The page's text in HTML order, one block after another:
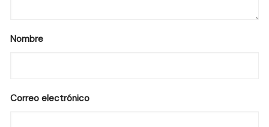
Nombre
Correo electrónico